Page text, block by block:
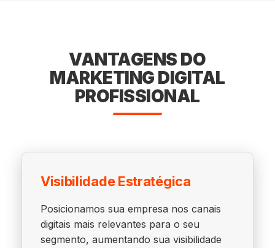
VANTAGENS DO
MARKETING DIGITAL
PROFISSIONAL
Visibilidade Estratégica
Posicionamos sua empresa nos canais
digitais mais relevantes para o seu
segmento, aumentando sua visibilidade